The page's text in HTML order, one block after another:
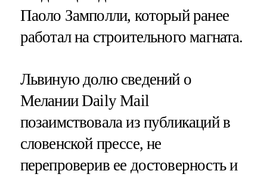
Паоло Замполли, который ранее
работал на строительного магната.
Львиную долю сведений о
Мелании Daily Mail
позаимствовала из публикаций в
словенской прессе, не
перепроверив ее достоверность и